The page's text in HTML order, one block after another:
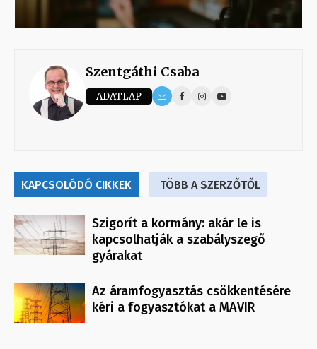
Szentgáthi Csaba
ADATLAP
KAPCSOLÓDÓ CIKKEK TÖBB A SZERZŐTŐL
Szigorít a kormány: akár le is
kapcsolhatják a szabályszegő
gyárakat
Az áramfogyasztás csökkentésére
kéri a fogyasztókat a MAVIR